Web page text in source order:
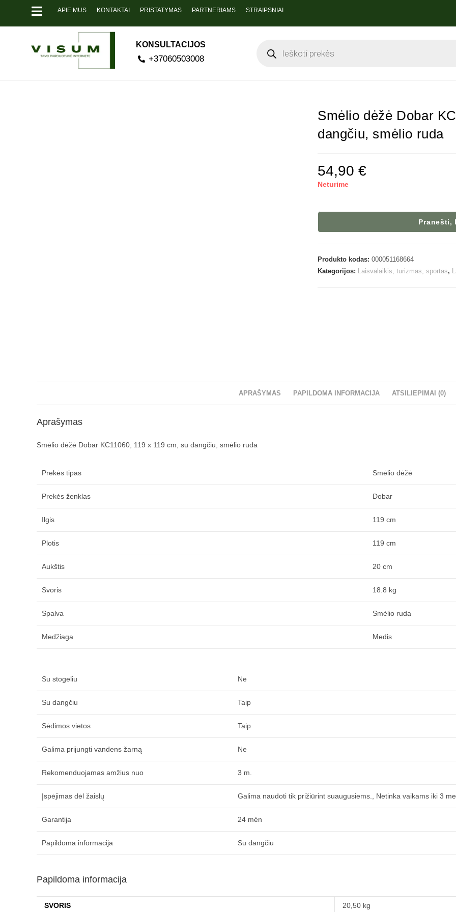
APIE MUS KONTAKTAI PRISTATYMAS PARTNERIAMS STRAIPSNIAI
KONSULTACIJOS
+37060503008
Smėlio dėžė Dobar
dangčiu, smėlio ruda
54,90 €
Neturime
Pranešti,
Produkto kodas: 000051168664
Kategorijos: Laisvalaikis, turizmas, sportas,
APRAŠYMAS PAPILDOMA INFORMACIJA ATSILIEPIMAI (0)
Aprašymas
Smėlio dėžė Dobar KC11060, 119 x 119 cm, su dangčiu, smėlio ruda
Prekės tipas Smėlio dėžė
Prekės ženklas Dobar
Ilgis 119 cm
Plotis 119 cm
Aukštis 20 cm
Svoris 18.8 kg
Spalva Smėlio ruda
Medžiaga Medis
Su stogeliu Ne
Su dangčiu Taip
Sėdimos vietos Taip
Galima prijungti vandens žarną Ne
Rekomenduojamas amžius nuo 3 m.
Įspėjimas dėl žaislų Galima naudoti tik prižiūrint suaugusiems., Netinka vaikams iki 3
Garantija 24 mėn
Papildoma informacija Su dangčiu
Papildoma informacija
SVORIS 20,50 kg